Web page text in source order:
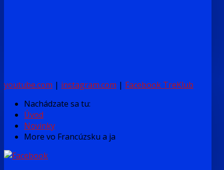
youtube.com | instagram.com | Facebook TreKlub
Nachádzate sa tu:
Úvod
Novinky
More vo Francúzsku a ja